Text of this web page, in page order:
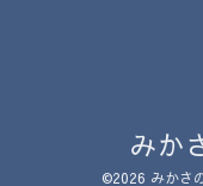
みか
©2026 みかさ